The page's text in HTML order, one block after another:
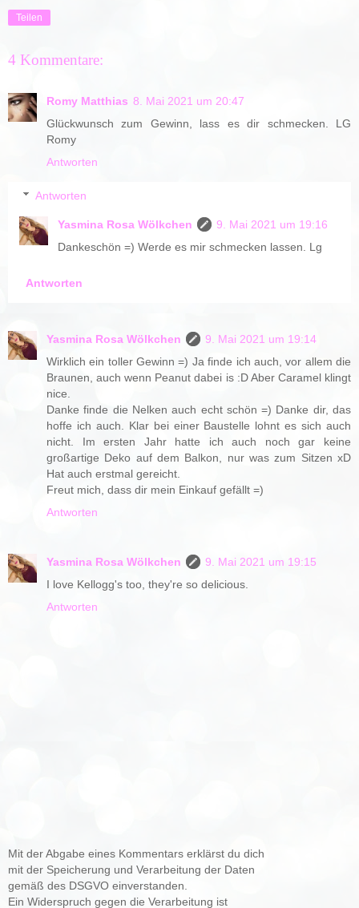
Teilen
4 Kommentare:
Romy Matthias 8. Mai 2021 um 20:47
Glückwunsch zum Gewinn, lass es dir schmecken. LG
Romy
Antworten
Antworten
Yasmina Rosa Wölkchen
9. Mai 2021 um 19:16
Dankeschön =) Werde es mir schmecken lassen. Lg
Antworten
Yasmina Rosa Wölkchen
9. Mai 2021 um 19:14
Wirklich ein toller Gewinn =) Ja finde ich auch, vor allem die
Braunen, auch wenn Peanut dabei is :D Aber Caramel klingt
nice.
Danke finde die Nelken auch echt schön =) Danke dir, das
hoffe ich auch. Klar bei einer Baustelle lohnt es sich auch
nicht. Im ersten Jahr hatte ich auch noch gar keine
großartige Deko auf dem Balkon, nur was zum Sitzen xD
Hat auch erstmal gereicht.
Freut mich, dass dir mein Einkauf gefällt =)
Antworten
Yasmina Rosa Wölkchen
9. Mai 2021 um 19:15
I love Kellogg's too, they're so delicious.
Antworten
Mit der Abgabe eines Kommentars erklärst du dich
mit der Speicherung und Verarbeitung der Daten
gemäß des DSGVO einverstanden.
Ein Widerspruch gegen die Verarbeitung ist